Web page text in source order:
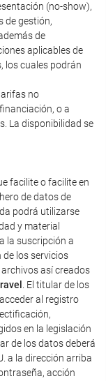
(no-show),
de gestión,
de
aplicables de
los cuales podrán
no
o a
La disponibilidad se
facilite o facilite en
de datos de
podrá utilizarse
y material
la suscripción a
los servicios
así creados
. El titular de los
al registro
en la legislación
de los datos deberá
a la dirección arriba
acción